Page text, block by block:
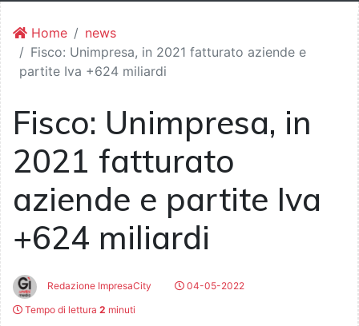
Home
news
Fisco: Unimpresa, in 2021 fatturato aziende e
partite Iva +624 miliardi
Fisco: Unimpresa, in
2021 fatturato
aziende e partite Iva
+624 miliardi
Redazione ImpresaCity
04-05-2022
Tempo di lettura 2 minuti